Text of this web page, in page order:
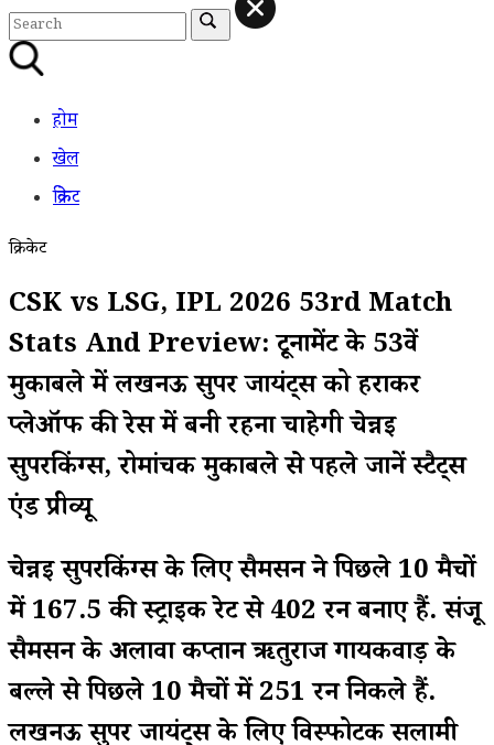
होम
खेल
क्रिकेट
क्रिकेट
CSK vs LSG, IPL 2026 53rd Match
Stats And Preview: टूर्नामेंट के 53वें
मुकाबले में लखनऊ सुपर जायंट्स को हराकर
प्लेऑफ की रेस में बनी रहना चाहेगी चेन्नई
सुपरकिंग्स, रोमांचक मुकाबले से पहले जानें स्टैट्स
एंड प्रीव्यू
चेन्नई सुपरकिंग्स के लिए सैमसन ने पिछले 10 मैचों
में 167.5 की स्ट्राइक रेट से 402 रन बनाए हैं. संजू
सैमसन के अलावा कप्तान ऋतुराज गायकवाड़ के
बल्ले से पिछले 10 मैचों में 251 रन निकले हैं.
लखनऊ सुपर जायंट्स के लिए विस्फोटक सलामी